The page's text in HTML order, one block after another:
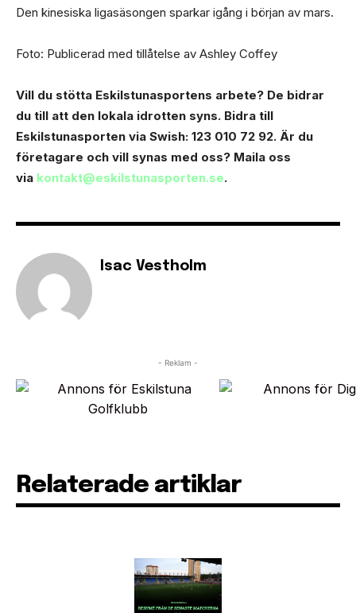
Den kinesiska ligasäsongen sparkar igång i början av mars.
Foto: Publicerad med tillåtelse av Ashley Coffey
Vill du stötta Eskilstunasportens arbete? Dе bidrar
du till att den lokala idrotten syns. Bidra till
Eskilstunasporten via Swish: 123 010 72 92. Är du
företagare och vill synas med oss? Maila oss
via kontakt@eskilstunasporten.se.
Isac Vestholm
- Reklam -
Relaterade artiklar